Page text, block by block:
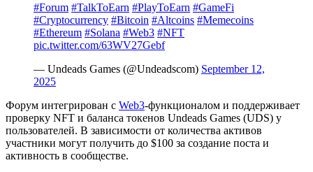
#Forum #TalkToEarn #PlayToEarn #GameFi
#Cryptocurrency #Bitcoin #Altcoins #Memecoins
#Ethereum #Solana #Web3 #NFT
pic.twitter.com/63WV27Gebf
— Undeads Games (@Undeadscom) September 12,
2025
Форум интегрирован с Web3-функционалом и поддерживает
проверку NFT и баланса токенов Undeads Games (UDS) у
пользователей. В зависимости от количества активов
участники могут получить до $100 за создание поста и
активность в сообществе.